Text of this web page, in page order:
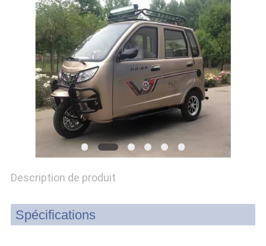
NOUVELLES
DEMANDEZ
CITATION
SITE
PRIVACY
Description de produit
Spécifications